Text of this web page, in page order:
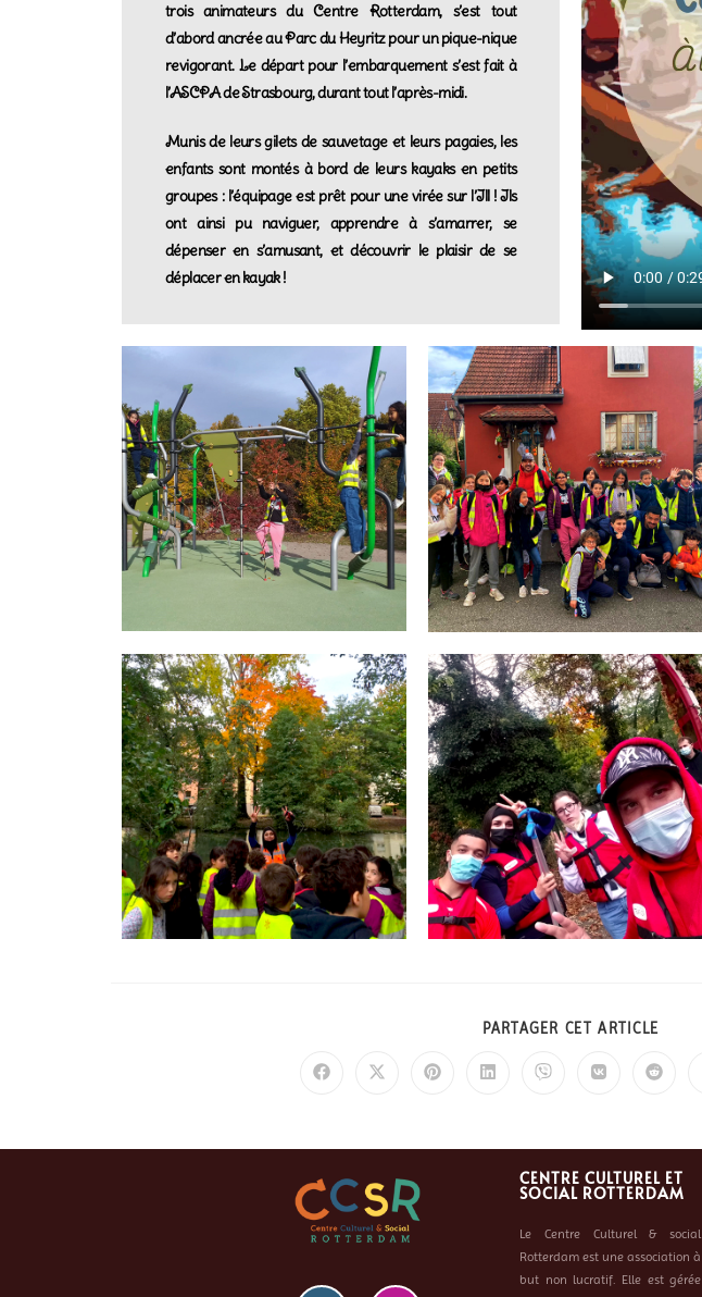
trois animateurs du Centre Rotterdam, s’est tout
d’abord ancrée au Parc du Heyritz pour un pique-nique
revigorant. Le départ pour l’embarquement s’est fait à
l’ASCPA de Strasbourg, durant tout l’après-midi.
Munis de leurs gilets de sauvetage et leurs pagaies, les
enfants sont montés à bord de leurs kayaks en petits
groupes : l’équipage est prêt pour une virée sur l’Ill ! Ils
ont ainsi pu naviguer, apprendre à s’amarrer, se
dépenser en s’amusant, et découvrir le plaisir de se
déplacer en kayak !
PARTAGER CET ARTICLE
CENTRE CULTUREL ET
SOCIAL ROTTERDAM
Le Centre Culturel & social
Rotterdam est une association à
but non lucratif. Elle est gérée